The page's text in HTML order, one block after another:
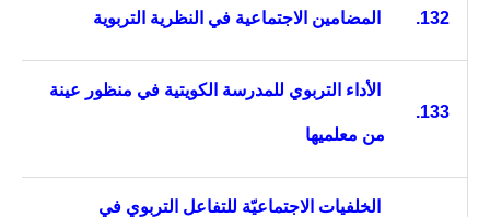
132. المضامين الاجتماعية في النظرية التربوية
133.
الأداء التربوي للمدرسة الكويتية في منظور عينة
من معلميها
الخلفيات الاجتماعيّة للتفاعل التربوي في